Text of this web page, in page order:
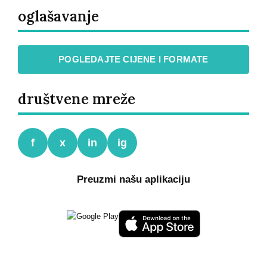
oglašavanje
POGLEDAJTE CIJENE I FORMATE
društvene mreže
f x in ig
Preuzmi našu aplikaciju